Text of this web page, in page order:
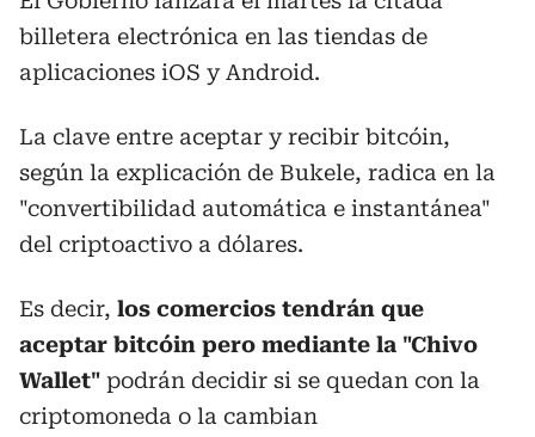
billetera electrónica en las tiendas de
aplicaciones iOS y Android.
La clave entre aceptar y recibir bitcóin,
según la explicación de Bukele, radica en la
"convertibilidad automática e instantánea"
del criptoactivo a dólares.
Es decir, los comercios tendrán que
aceptar bitcóin pero mediante la "Chivo
Wallet" podrán decidir si se quedan con la
criptomoneda o la cambian